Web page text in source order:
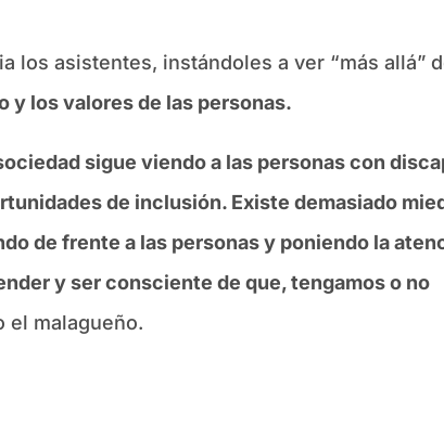
los asistentes, instándoles a ver “más allá”
y los valores de las personas.
sigue viendo a las personas con
de inclusión. Existe demasiado
de frente a las personas y poniendo la
y ser consciente de que, tengamos o no
el malagueño.